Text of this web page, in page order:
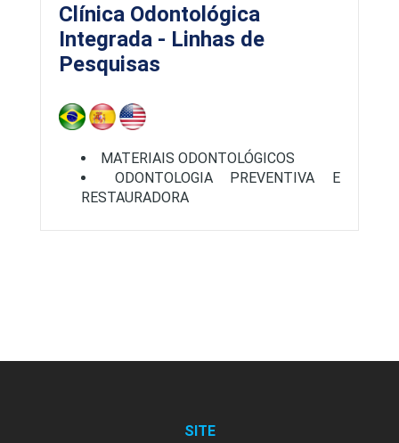
Clínica Odontológica
Integrada - Linhas de
Pesquisas
MATERIAIS ODONTOLÓGICOS
ODONTOLOGIA PREVENTIVA E
RESTAURADORA
SITE